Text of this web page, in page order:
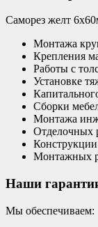
Саморез желт
Монтажа
Крепления
Работы с
Установке
Сборки
Монтажа
Отделочных
Монтажных
Наши
Мы обеспечиваем: